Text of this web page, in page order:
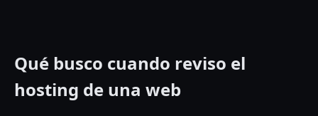
Qué busco cuando reviso el
hosting de una web